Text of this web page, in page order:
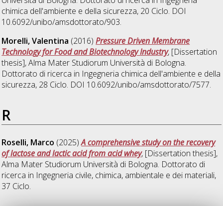
chimica dell'ambiente e della sicurezza, 20 Ciclo. DOI
10.6092/unibo/amsdottorato/903.
Morelli, Valentina (2016)Pressure Driven Membrane
Technology for Food and Biotechnology Industry, [Dissertation
thesis], Alma Mater Studiorum Università di Bologna.
Dottorato di ricerca in Ingegneria chimica dell'ambiente e della
sicurezza, 28 Ciclo. DOI 10.6092/unibo/amsdottorato/7577.
R
Roselli, Marco (2025)A comprehensive study on the recovery
of lactose and lactic acid from acid whey, [Dissertation thesis],
Alma Mater Studiorum Università di Bologna. Dottorato di
ricerca in Ingegneria civile, chimica, ambientale e dei materiali,
37 Ciclo.